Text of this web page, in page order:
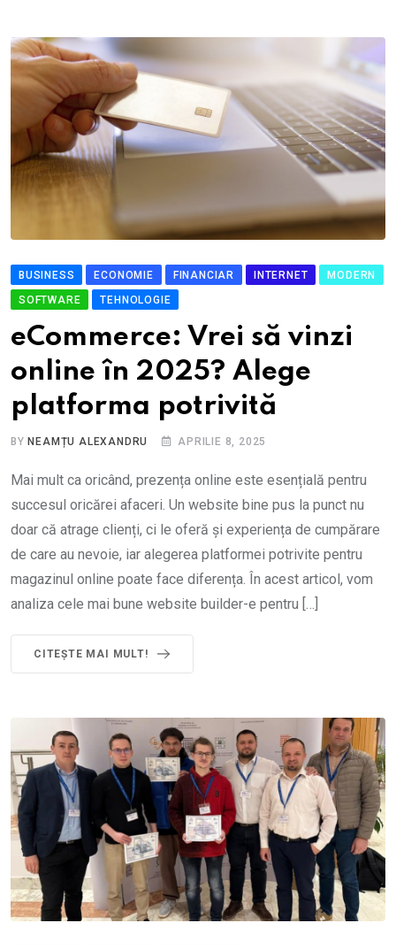
BUSINESS ECONOMIE FINANCIAR INTERNET
MODERN
SOFTWARE
TEHNOLOGIE
eCommerce: Vrei să vinzi
online în 2025? Alege
platforma potrivită
BY NEAMȚU ALEXANDRU APRILIE 8, 2025
Mai mult ca oricând, prezența online este esențială pentru
succesul oricărei afaceri. Un website bine pus la punct nu
doar că atrage clienți, ci le oferă și experiența de cumpărare
de care au nevoie, iar alegerea platformei potrivite pentru
magazinul online poate face diferența. În acest articol, vom
analiza cele mai bune website builder-e pentru […]
CITEȘTE MAI MULT!